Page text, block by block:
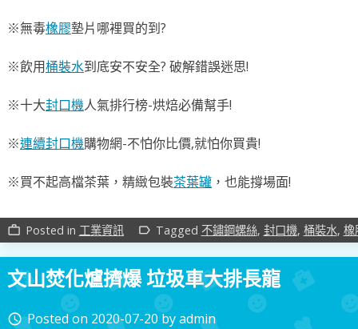
※無毒橡膠墊片哪裡買的到?
※飲用桶裝水到底安不安全? 破解錯誤迷思!
※十大封口機人氣排行榜-烘焙必備幫手!
※連續封口機購物網-不怕你比價,就怕你買貴!
※買不起高檔茶葉，精緻包裝茶葉罐，也能撐場面!
work_outline Posted in 工業資訊 label_outline Tagged 不鏽鋼螺絲, 封口機, 桶裝水, 橡
文山焚化爐擠爆 垃圾車大排長龍
access_time Posted on 2020-07-20 byadmin